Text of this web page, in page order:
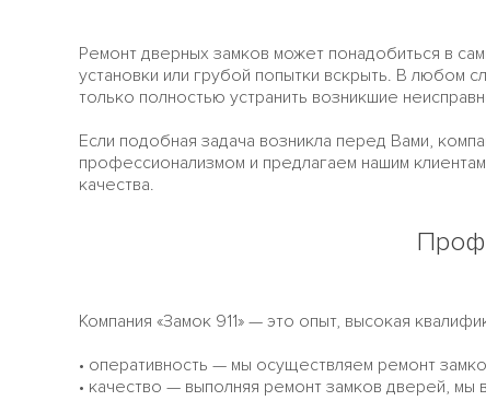
Ремонт дверных замков может понадобиться в
установки или грубой попытки вскрыть. В любом
только полностью устранить возникшие
Если подобная задача возникла перед Вами,
профессионализмом и предлагаем нашим
качества.
Компания «Замок 911» — это опыт, высокая
• оперативность — мы осуществляем ремонт
• качество — выполняя ремонт замков дверей,